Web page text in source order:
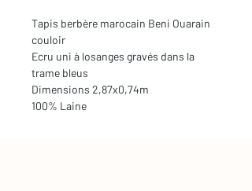
Tapis berbère marocain Beni Ouarain
couloir
Ecru uni à losanges gravés dans la
trame bleus
Dimensions 2,87x0,74m
100% Laine